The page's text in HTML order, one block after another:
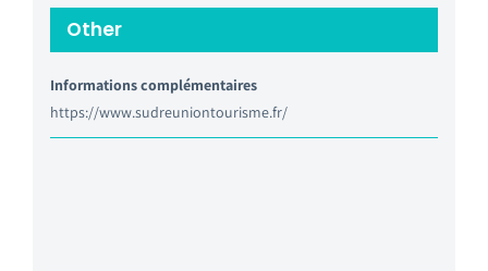
Other
Informations complémentaires
https://www.sudreuniontourisme.fr/